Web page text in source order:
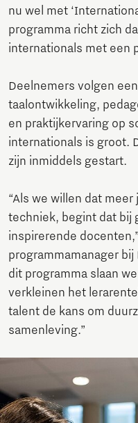
nu wel met
programma richt zich
internationals met een
Deelnemers volgen
taalontwikkeling,
en praktijkervaring op
internationals is groot.
zijn inmiddels gestart.
“Als we willen dat
techniek, begint dat bij
inspirerende
programmamanager
dit programma slaan
verkleinen het
talent de kans om
samenleving.”